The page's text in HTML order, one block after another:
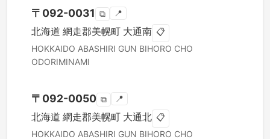
〒 092-0031 ⧉ 📍
北海道 網走郡美幌町 大通南 📋
HOKKAIDO ABASHIRI GUN BIHORO CHO
ODORIMINAMI
〒 092-0050 ⧉ 📍
北海道 網走郡美幌町 大通北 📋
HOKKAIDO ABASHIRI GUN BIHORO CHO